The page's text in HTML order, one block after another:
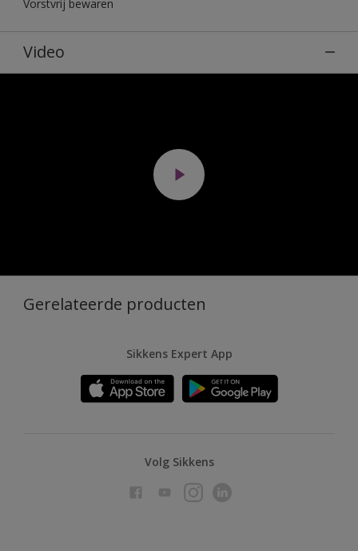
Vorstvrij bewaren
Video
Gerelateerde producten
Sikkens Expert App
Volg Sikkens